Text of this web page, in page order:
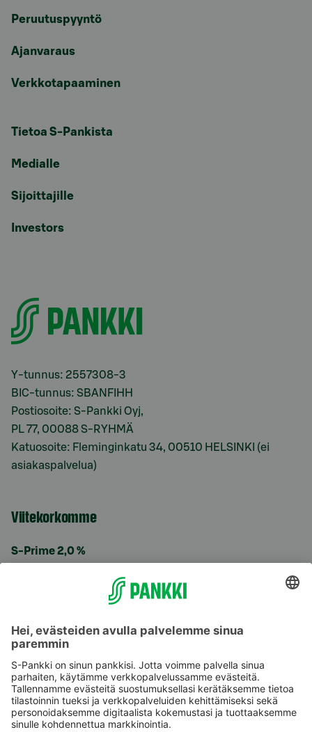
Peruutuspyyntö
Ajanvaraus
Verkkotapaaminen
Tietoa S-Pankista
Medialle
Sijoittajille
Investors
Y-tunnus: 2557308-3
BIC-tunnus: SBANFIHH
Postiosoite: S-Pankki Oyj,
PL 77, 00088 S-RYHMÄ
Katuosoite: Fleminginkatu 34, 00510 HELSINKI (ei
asiakaspalvelua)
Viitekorkomme
S-Prime 2,0 %
Käyttöehdot